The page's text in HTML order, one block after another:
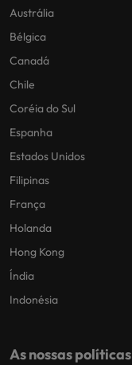
Austrália
Bélgica
Canadá
Chile
Coréia do Sul
Espanha
Estados Unidos
Filipinas
França
Holanda
Hong Kong
Índia
Indonésia
As nossas políticas